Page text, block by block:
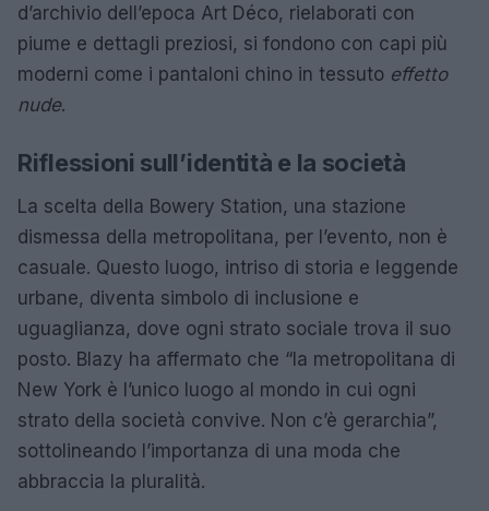
d’archivio dell’epoca Art Déco, rielaborati con
piume e dettagli preziosi, si fondono con capi più
moderni come i pantaloni chino in tessuto effetto
nude.
Riflessioni sull’identità e la società
La scelta della Bowery Station, una stazione
dismessa della metropolitana, per l’evento, non è
casuale. Questo luogo, intriso di storia e leggende
urbane, diventa simbolo di inclusione e
uguaglianza, dove ogni strato sociale trova il suo
posto. Blazy ha affermato che “la metropolitana di
New York è l’unico luogo al mondo in cui ogni
strato della società convive. Non c’è gerarchia”,
sottolineando l’importanza di una moda che
abbraccia la pluralità.